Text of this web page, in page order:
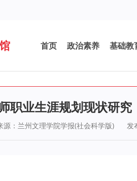
首页 政治素养 基础教
职业生涯规划现状研究
源：兰州文理学院学报(社会科学版) 发